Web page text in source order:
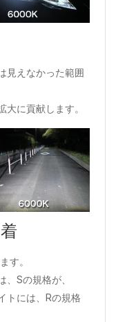
見えなかった範囲
に貢献します。
す。
Sの規格が、
トには、Rの規格